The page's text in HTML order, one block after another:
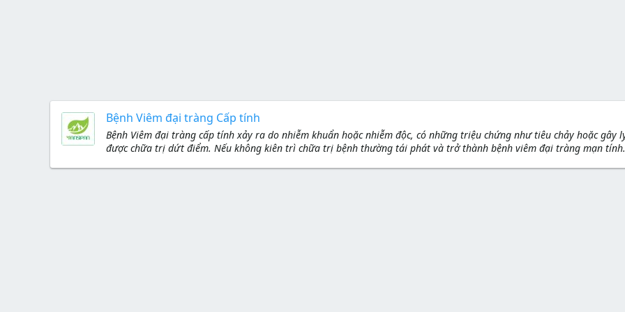
Bệnh Viêm đại tràng Cấp tính
Bệnh Viêm đại tràng cấp tính xảy ra do nhiễm khuẩn hoặc nhiễm độc, có những triệu chứng như tiêu chảy hoặc gây
được chữa trị dứt điểm. Nếu không kiên trì chữa trị bệnh thường tái phát và trở thành bệnh viêm đại tràng mạn